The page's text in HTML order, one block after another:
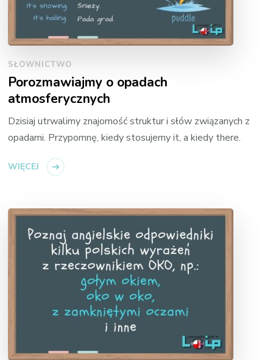
SŁOWNICTWO
Porozmawiajmy o opadach
atmosferycznych
Dzisiaj utrwalimy znajomość struktur i słów związanych z
opadami. Przypomnę, kiedy stosujemy it, a kiedy there.
WIĘCEJ